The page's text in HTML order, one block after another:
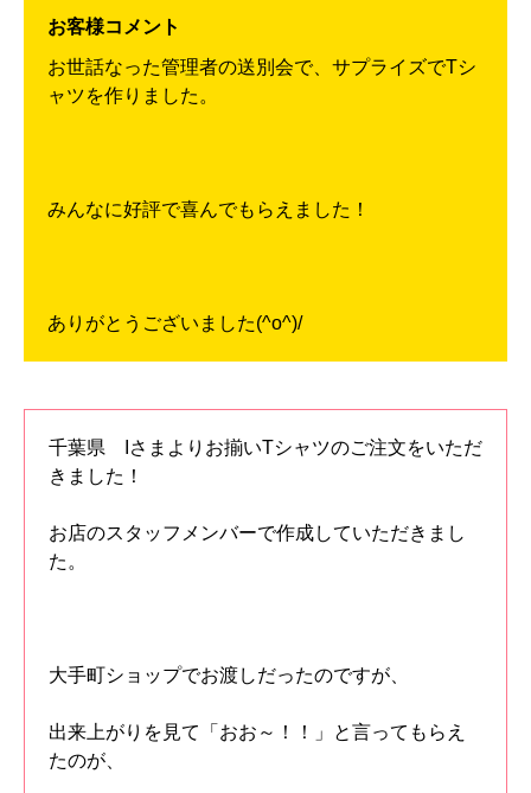
お客様コメント
お世話なった管理者の送別会で、サプライズでTシ
ャツを作りました。
みんなに好評で喜んでもらえました！
ありがとうございました(^o^)/
千葉県 Iさまよりお揃いTシャツのご注文をいただ
きました！
お店のスタッフメンバーで作成していただきまし
た。
大手町ショップでお渡しだったのですが、
出来上がりを見て「おお～！！」と言ってもらえ
たのが、